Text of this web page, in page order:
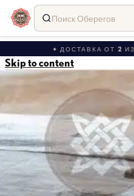
✦ ДОСТАВКА ОТ 2
Skip to content
Поиск Оберегов